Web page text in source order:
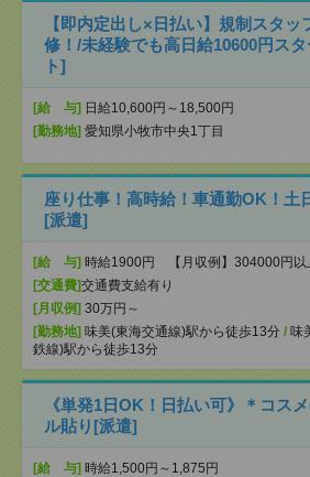
【即内定出し×日払い】規制スタッ
修！/未経験でも高日給10600円ス
ト]
[給 与] 日給10,600円～18,500円
[勤務地] 愛知県小牧市中央1丁目
座り仕事！高時給！車通勤OK！土
[派遣]
[給 与] 時給1900円 【月収例】304000円以
[交通費]交通費支給有り
[月収例] 30万円～
[勤務地] 味美(東海交通線)駅から徒歩13分 / 味
鉄線)駅から徒歩13分
《単発1日OK！日払い可》＊コス
ル貼り[派遣]
[給 与] 時給1,500円～1,875円